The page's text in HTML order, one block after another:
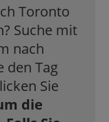
Toronto
Suche mit
nach
den Tag
Sie
die